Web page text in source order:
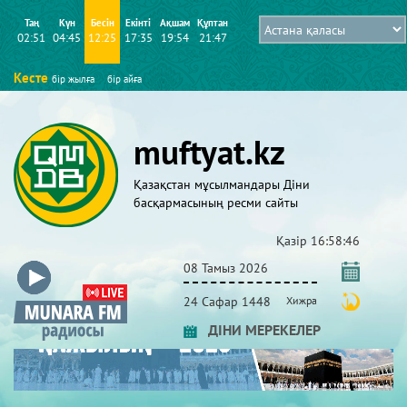
Таң
02:51
Күн
04:45
Бесін
12:25
Екінті
17:35
Ақшам
19:54
Құптан
21:47
Кесте бір жылға бір айға
muftyat.kz
Қазақстан мұсылмандары Діни
басқармасының ресми сайты
Қазір 16:58:46
08 Тамыз 2026
24 Сафар 1448 Хижра
ДІНИ МЕРЕКЕЛЕР